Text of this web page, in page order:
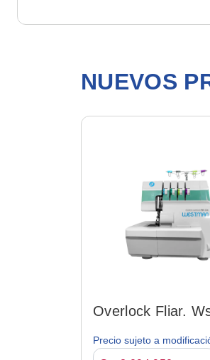
NUEVOS
Overlock Fliar.
Precio sujeto a